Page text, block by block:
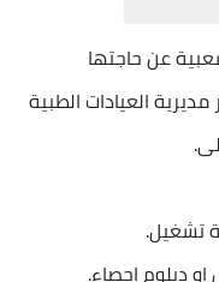
عن حاجتها
مقر مديرية العيادات الطبية
تشغيل.
دبلوم احصاء.